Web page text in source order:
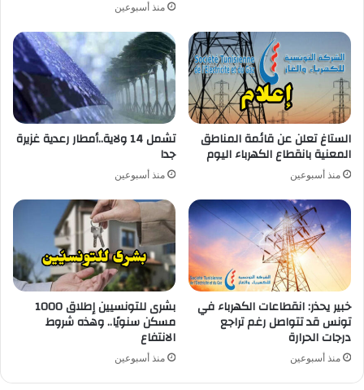
منذ أسبوعين
الستاغ تعلن عن قائمة المناطق
المعنية بانقطاع الكهرباء اليوم
منذ أسبوعين
تشمل 14 ولاية..أمطار رعدية غزيرة
جدا
منذ أسبوعين
خبير يحذر: انقطاعات الكهرباء في
تونس قد تتواصل رغم تراجع
درجات الحرارة
منذ أسبوعين
بشرى للتونسيين إطلاق 1000
مسكن سنويًا.. وهذه شروط
الانتفاع
منذ أسبوعين